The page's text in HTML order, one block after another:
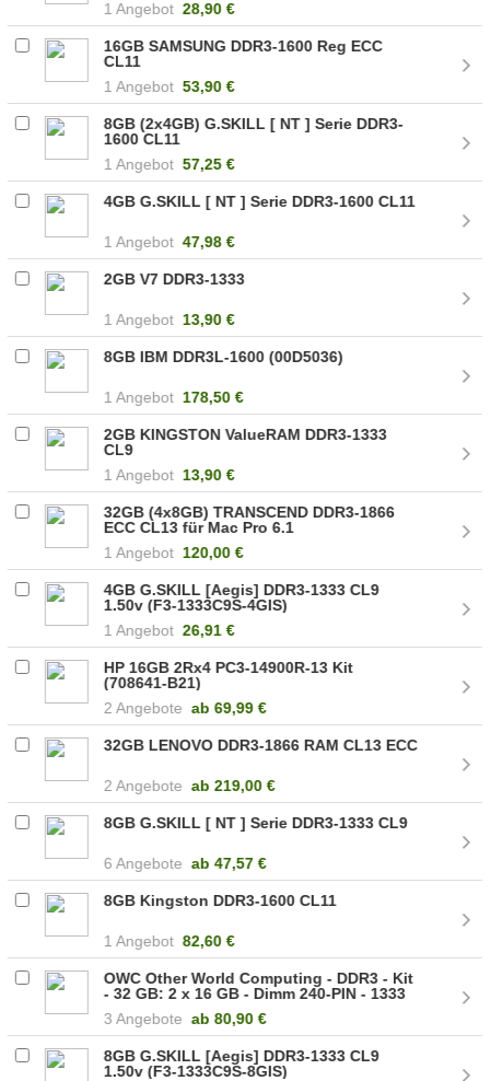
1 Angebot 28,90 €
16GB SAMSUNG DDR3-1600 Reg ECC
CL11
1 Angebot 53,90 €
8GB (2x4GB) G.SKILL [ NT ] Serie DDR3-
1600 CL11
1 Angebot 57,25 €
4GB G.SKILL [ NT ] Serie DDR3-1600 CL11
1 Angebot 47,98 €
2GB V7 DDR3-1333
1 Angebot 13,90 €
8GB IBM DDR3L-1600 (00D5036)
1 Angebot 178,50 €
2GB KINGSTON ValueRAM DDR3-1333
CL9
1 Angebot 13,90 €
32GB (4x8GB) TRANSCEND DDR3-1866
ECC CL13 für Mac Pro 6.1
1 Angebot 120,00 €
4GB G.SKILL [Aegis] DDR3-1333 CL9
1.50v (F3-1333C9S-4GIS)
1 Angebot 26,91 €
HP 16GB 2Rx4 PC3-14900R-13 Kit
(708641-B21)
2 Angebote ab 69,99 €
32GB LENOVO DDR3-1866 RAM CL13 ECC
2 Angebote ab 219,00 €
8GB G.SKILL [ NT ] Serie DDR3-1333 CL9
6 Angebote ab47,57 €
8GB Kingston DDR3-1600 CL11
1 Angebot 82,60 €
OWC Other World Computing - DDR3 - Kit
- 32 GB: 2 x 16 GB - Dimm 240-PIN - 1333
ungepuffert - ECC - für Apple Mac Pro
(Anfang 2009, Mitte 2010, Mitte 2012)
(OWC1333D3X9M032)
3 Angebote ab 80,90 €
8GB G.SKILL [Aegis] DDR3-1333 CL9
1.50v (F3-1333C9S-8GIS)